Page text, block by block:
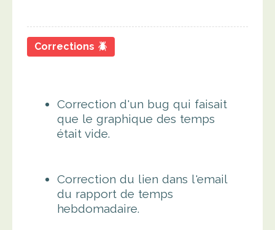
Corrections 🪲
Correction d'un bug qui faisait
que le graphique des temps
était vide.
Correction du lien dans l'email
du rapport de temps
hebdomadaire.